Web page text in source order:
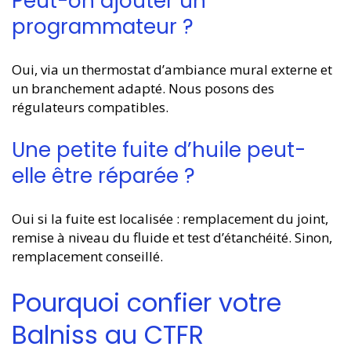
programmateur ?
Oui, via un thermostat d’ambiance mural externe et
un branchement adapté. Nous posons des
régulateurs compatibles.
Une petite fuite d’huile peut-
elle être réparée ?
Oui si la fuite est localisée : remplacement du joint,
remise à niveau du fluide et test d’étanchéité. Sinon,
remplacement conseillé.
Pourquoi confier votre
Balniss au CTFR